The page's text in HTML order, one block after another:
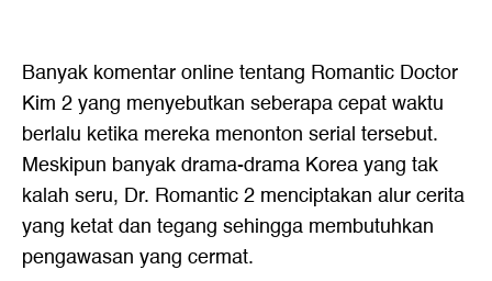
Banyak komentar online tentang Romantic Doctor
Kim 2 yang menyebutkan seberapa cepat waktu
berlalu ketika mereka menonton serial tersebut.
Meskipun banyak drama-drama Korea yang tak
kalah seru, Dr. Romantic 2 menciptakan alur cerita
yang ketat dan tegang sehingga membutuhkan
pengawasan yang cermat.